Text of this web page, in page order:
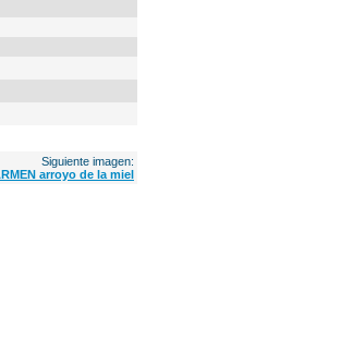
Siguiente imagen:
arroyo de la miel